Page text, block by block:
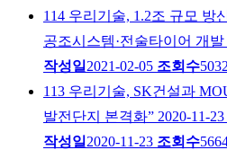
114 우리기술, 1.2조 규모 방
공조시스템·전술타이어 개발
작성일 2021-02-05 조회수5032
113 우리기술, SK건설과
발전단지 본격화” 2020-11-23
작성일 2020-11-23 조회수